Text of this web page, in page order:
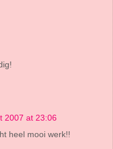
2007 at 23:06
heel mooi werk!!